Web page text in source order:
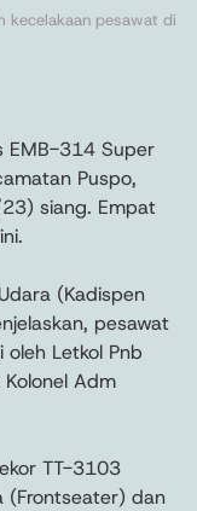
kecelakaan pesawat di
EMB-314 Super
Puspo,
siang. Empat
(Kadispen
pesawat
Letkol Pnb
Adm
TT-3103
(Frontseater) dan